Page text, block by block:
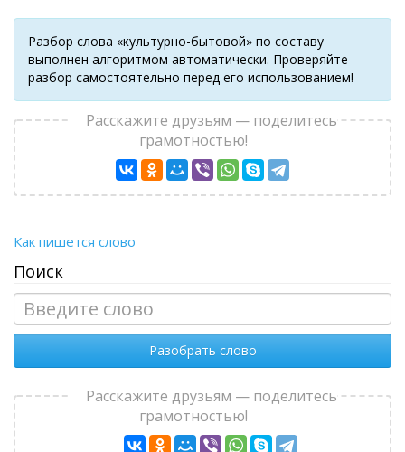
Разбор слова «культурно-бытовой» по составу
выполнен алгоритмом автоматически. Проверяйте
разбор самостоятельно перед его использованием!
Расскажите друзьям — поделитесь
грамотностью!
Как пишется слово
Поиск
Разобрать слово
Расскажите друзьям — поделитесь
грамотностью!